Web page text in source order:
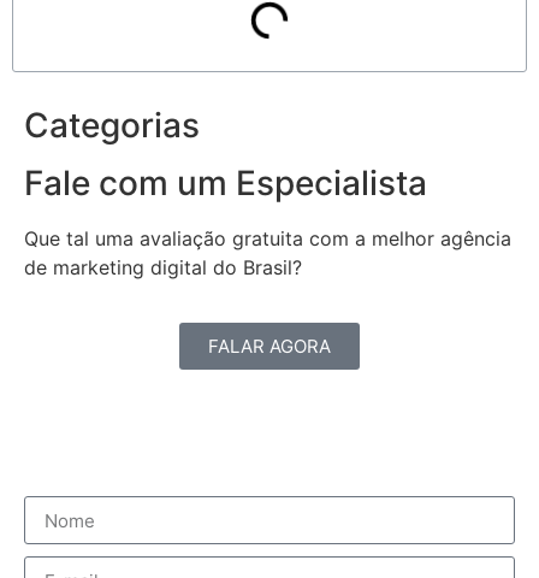
Categorias
Fale com um Especialista
Que tal uma avaliação gratuita com a melhor agência
de marketing digital do Brasil?
FALAR AGORA